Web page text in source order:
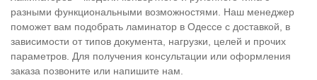
разными функциональными возможностями. Наш менеджер
поможет вам подобрать ламинатор в Одессе с доставкой, в
зависимости от типов документа, нагрузки, целей и прочих
параметров. Для получения консультации или оформления
заказа позвоните или напишите нам.